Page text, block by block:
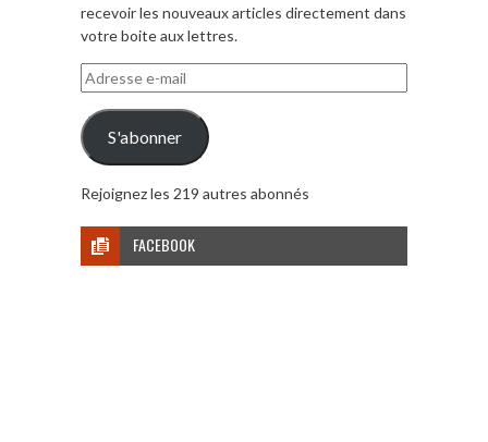
recevoir les nouveaux articles directement dans
votre boite aux lettres.
Adresse
e-
mail
S'abonner
Rejoignez les 219 autres abonnés
FACEBOOK